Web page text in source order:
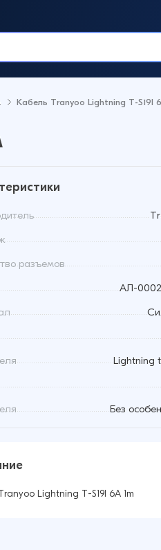
Кабель Tranyoo Lightning T-S19I
разъемов
АЛ-
Lightning
Без
Lightning T-S19I 6A 1m